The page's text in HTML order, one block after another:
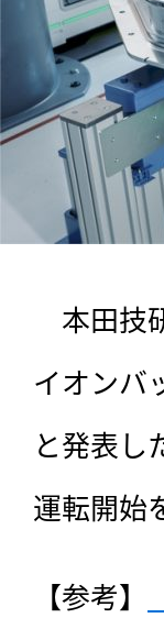
本田技
イオンバ
と発表し
運転開始
【参考】